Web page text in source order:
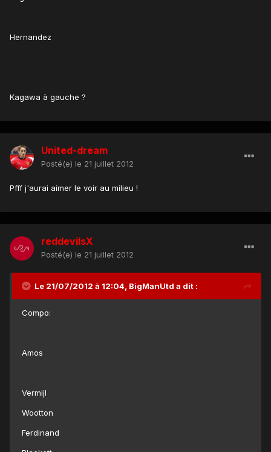
Hernandez
Kagawa à gauche ?
United-dream
Posté(e) le 21 juillet 2012
Pfff j'aurai aimer le voir au milieu !
reddevilsX
Posté(e) le 21 juillet 2012
Le 21/07/2012 à 12:04, BigManUtd a dit :
Compo:
Amos
Vermijl
Wootton
Ferdinand